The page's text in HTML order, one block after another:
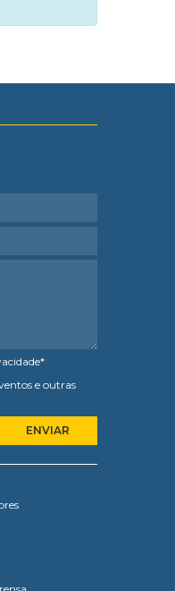
*
e outras